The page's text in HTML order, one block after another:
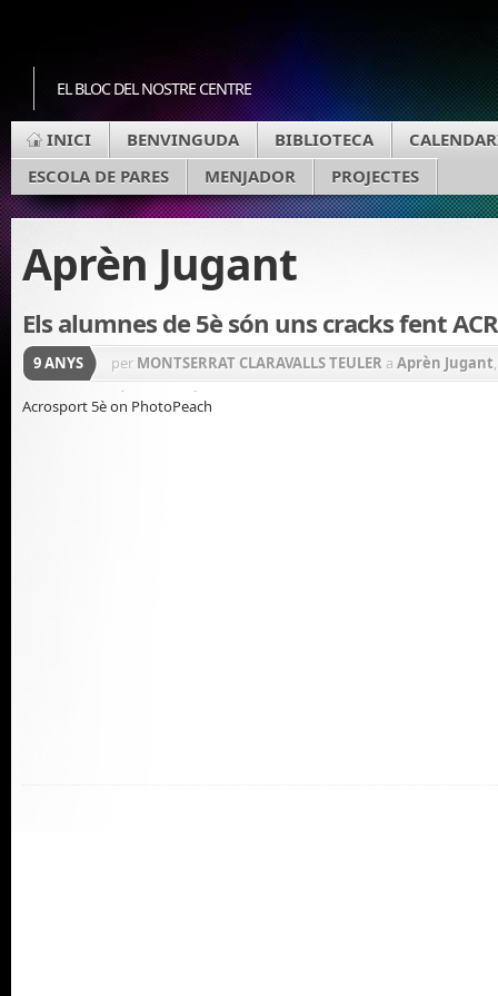
EL BLOC DEL NOSTRE CENTRE
INICI BENVINGUDA BIBLIOTECA
ESCOLA DE PARES
MENJADOR PROJECTES
Aprèn Jugant
Els alumnes de 5è són uns cracks fent
9 ANYS per MONTSERRAT CLARAVALLS TEULER a Aprèn Jugant
Física
Primària
Acrosport 5è on PhotoPeach